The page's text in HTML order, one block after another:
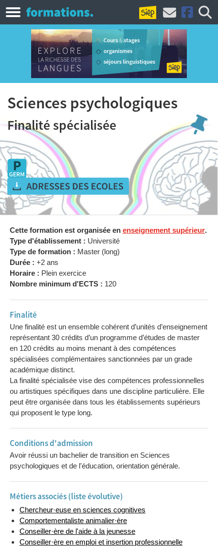
Sciences psychologiques
Finalité spécialisée
Cette formation est organisée en enseignement supérieur.
Type d'établissement : Université
Type de formation : Master (long)
Durée : +2 ans
Horaire : Plein exercice
Nombre minimum d'ECTS : 120
Finalité
Une finalité est un ensemble cohérent d’unités d’enseignement
représentant 30 crédits d’un programme d’études de master
en 120 crédits au moins menant à des compétences
spécialisées complémentaires sanctionnées par un grade
académique distinct.
La finalité spécialisée vise des compétences professionnelles
ou artistiques spécifiques dans une discipline particulière. Elle
peut être organisée dans tous les établissements supérieurs
qui proposent le type long.
Conditions d'admission
Avoir réussi un bachelier de transition en Sciences
psychologiques et de l'éducation, orientation générale.
Métiers associés (liste évolutive)
Chercheur·euse en sciences cognitives
Comportementaliste animalier·ère
Conseiller·ère de l'aide à la jeunesse
Conseiller·ère en emploi et insertion professionnelle